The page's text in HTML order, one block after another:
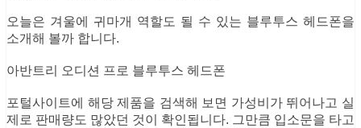
오늘은 겨울에 귀마개 역할도 될 수 있는 블루투스 헤드폰을
소개해 볼까 합니다.
아반트리 오디션 프로 블루투스 헤드폰
포털사이트에 해당 제품을 검색해 보면 가성비가 뛰어나고 실
제로 판매량도 많았던 것이 확인됩니다. 그만큼 입소문을 타고